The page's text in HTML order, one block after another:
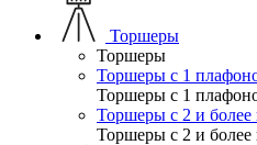
Торшеры
Торшеры
Торшеры с 1
Торшеры с 1
Торшеры с 2 и
Торшеры с 2 и